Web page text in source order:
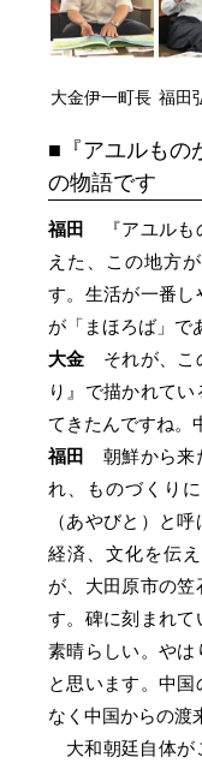
大金伊一町長 福田
『アユルも
の物語です
福田
『アユルも
えた、この地方
す。生活が一番
が「まほろば」で
大金 それが、こ
り』で描かれて
てきたんですね。
福田
朝鮮から来
れ、ものづくり
（あやびと）と
経済、文化を伝
が、大田原市の
す。碑に刻まれて
素晴らしい。やは
と思います。中
なく中国からの渡
大和朝廷自体が